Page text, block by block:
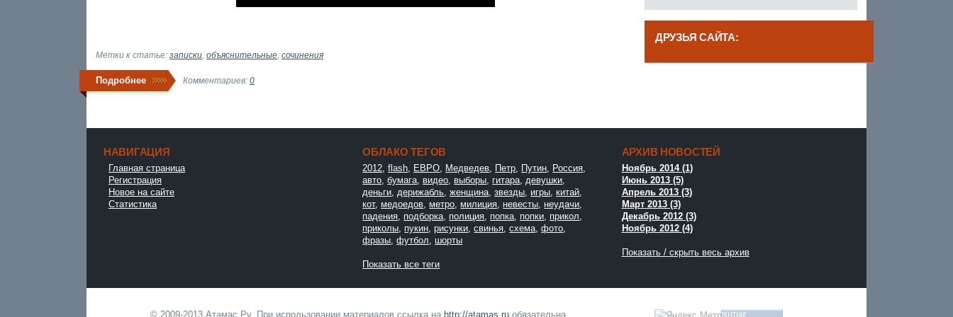
Метки к статье: записки объяснительные сочинения
Подробнее Комментариев: 0
ДРУЗЬЯ САЙТА:
НАВИГАЦИЯ
Главная страница
Регистрация
Новое на сайте
Статистика
ОБЛАКО ТЕГОВ
2012 ,flash ЕВРО Медведев Петр Путин Россия
авто ,бумага видео выборы гитара девушки
деньги дерижабль ,женщина ,звезды игры ,китай
кот, медоедов метро милиция невесты неудачи
падения подборка полиция попка попки прикол
приколы пукин ,рисунки ,свинья ,схема ,фото
фразы ,футбол шорты
Показать все теги
АРХИВ НОВОСТЕЙ
Ноябрь 2014 (1)
Июнь 2013 (5)
Апрель 2013 (3)
Март 2013 (3)
Декабрь 2012 (3)
Ноябрь 2012 (4)
Показать / скрыть весь архив
© 2009-2013 Атамас.Ру. При использовании материалов ссылка на http://atamas.ru обязательна.